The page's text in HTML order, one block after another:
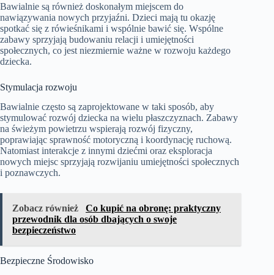
Bawialnie są również doskonałym miejscem do
nawiązywania nowych przyjaźni. Dzieci mają tu okazję
spotkać się z rówieśnikami i wspólnie bawić się. Wspólne
zabawy sprzyjają budowaniu relacji i umiejętności
społecznych, co jest niezmiernie ważne w rozwoju każdego
dziecka.
Stymulacja rozwoju
Bawialnie często są zaprojektowane w taki sposób, aby
stymulować rozwój dziecka na wielu płaszczyznach. Zabawy
na świeżym powietrzu wspierają rozwój fizyczny,
poprawiając sprawność motoryczną i koordynację ruchową.
Natomiast interakcje z innymi dziećmi oraz eksploracja
nowych miejsc sprzyjają rozwijaniu umiejętności społecznych
i poznawczych.
Zobacz również
Co kupić na obronę: praktyczny
przewodnik dla osób dbających o swoje
bezpieczeństwo
Bezpieczne Środowisko